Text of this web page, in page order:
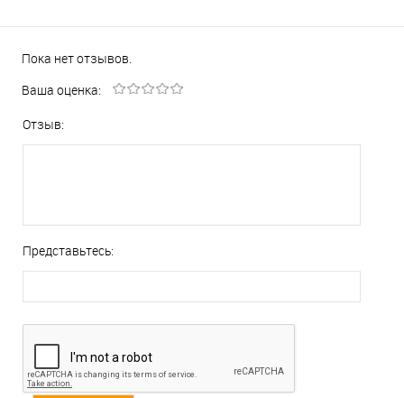
Пока нет отзывов.
Ваша оценка:
Отзыв:
Представьтесь: